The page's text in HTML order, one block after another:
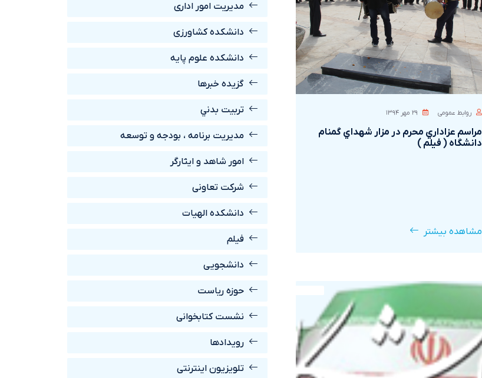
روابط عمومی ۲۹ مهر ۱۳۹۴
مراسم عزاداري محرم در مزار شهداي گمنام
دانشگاه ( فيلم )
مشاهده بیشتر
مدیریت امور اداری
دانشکده کشاورزی
دانشکده علوم پایه
گزیده خبرها
تربيت بدني
مديريت برنامه ، بودجه و توسعه
امور شاهد و ايثارگر
شرکت تعاونی
دانشکده الهیات
فیلم
دانشجویی
حوزه ریاست
نشست کتابخوانی
رويدادها
تلویزیون اینترنتی